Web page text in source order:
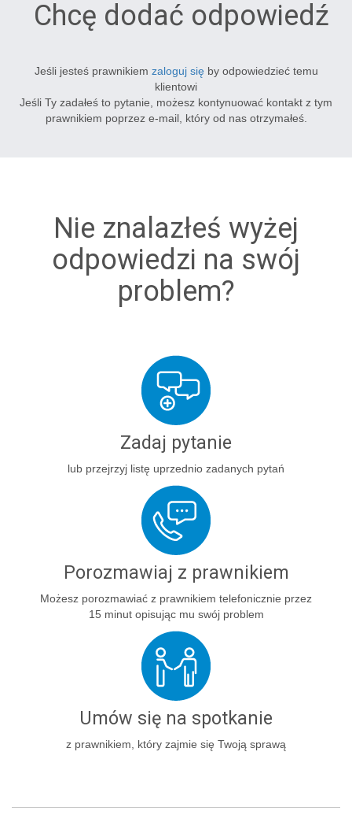
Chcę dodać odpowiedź
Jeśli jesteś prawnikiem zaloguj się by odpowiedzieć temu
klientowi
Jeśli Ty zadałeś to pytanie, możesz kontynuować kontakt z tym
prawnikiem poprzez e-mail, który od nas otrzymałeś.
Nie znalazłeś wyżej
odpowiedzi na swój
problem?
Zadaj pytanie
lub przejrzyj listę uprzednio zadanych pytań
Porozmawiaj z prawnikiem
Możesz porozmawiać z prawnikiem telefonicznie przez
15 minut opisując mu swój problem
Umów się na spotkanie
z prawnikiem, który zajmie się Twoją sprawą